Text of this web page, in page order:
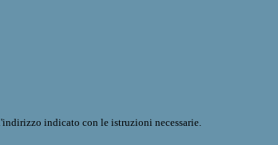
indicato con le istruzioni necessarie.